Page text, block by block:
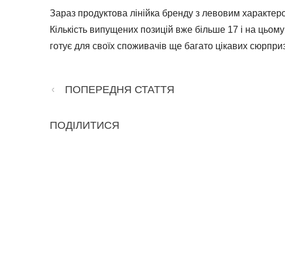
Зараз продуктова лінійка бренду з левовим
Кількість випущених позицій вже більше 17 і на
готує для своїх споживачів ще багато цікавих
ПОПЕРЕДНЯ СТАТТЯ
ПОДІЛИТИСЯ